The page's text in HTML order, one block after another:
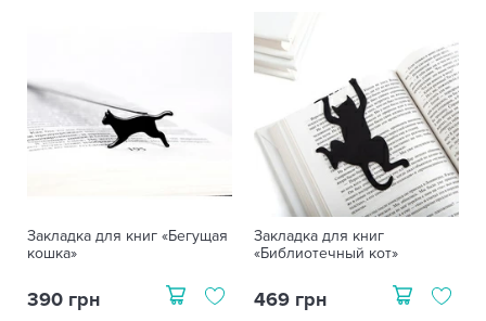
Закладка для книг «Бегущая
кошка»
390 грн
Закладка для книг
«Библиотечный кот»
469 грн